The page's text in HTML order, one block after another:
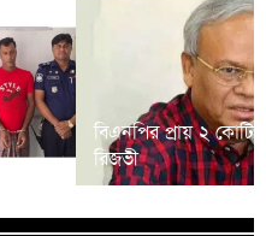
বিএনপির প্রায় ২ কোটি
রিজভী